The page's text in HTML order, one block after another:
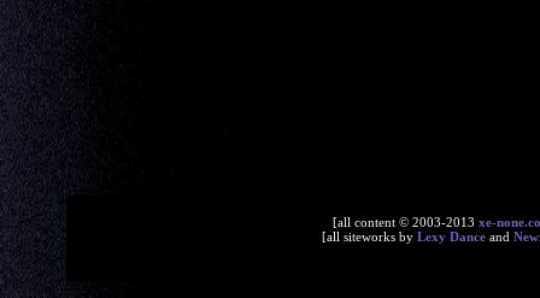
[all content © 2003-2013 xe-
[all siteworks by Lexy Danceand